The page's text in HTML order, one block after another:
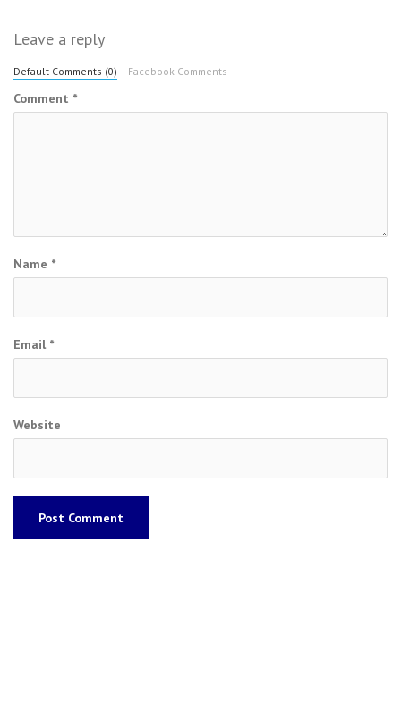
Leave a reply
Default Comments (0) Facebook Comments
Comment *
Name *
Email *
Website